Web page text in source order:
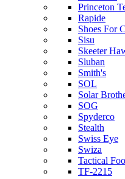
Princeton
Rapide
Shoes For
Sisu
Skeeter
Sluban
Smith's
SOL
Solar
SOG
Spyderco
Stealth
Swiss Eye
Swiza
Tactical
TF-2215